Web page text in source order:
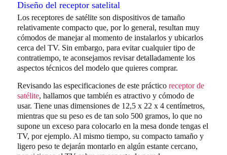
Diseño del receptor satelital
Los receptores de satélite son dispositivos de tamaño
relativamente compacto que, por lo general, resultan muy
cómodos de manejar al momento de instalarlos y ubicarlos
cerca del TV. Sin embargo, para evitar cualquier tipo de
contratiempo, te aconsejamos revisar detalladamente los
aspectos técnicos del modelo que quieres comprar.
Revisando las especificaciones de este práctico receptor de
satélite, hallamos que también es atractivo y cómodo de
usar. Tiene unas dimensiones de 12,5 x 22 x 4 centímetros,
mientras que su peso es de tan solo 500 gramos, lo que no
supone un exceso para colocarlo en la mesa donde tengas el
TV, por ejemplo. Al mismo tiempo, su compacto tamaño y
ligero peso te dejarán montarlo en algún estante cercano,